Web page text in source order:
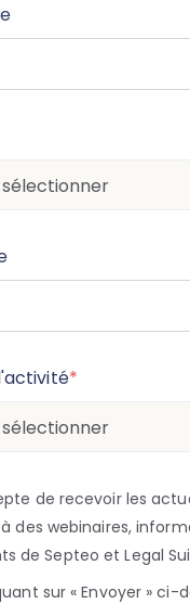
*
de recevoir les
des webinaires,
de Septeo et Legal
sur « Envoyer » ci-